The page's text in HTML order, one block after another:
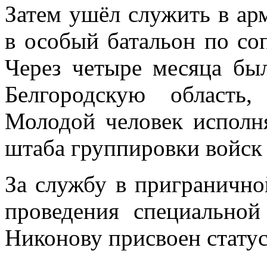
Затем ушёл служить в
в особый батальон по
Через четыре месяца
Белгородскую
Молодой человек
штаба группировки
За службу в
проведения
Никонову присвоен